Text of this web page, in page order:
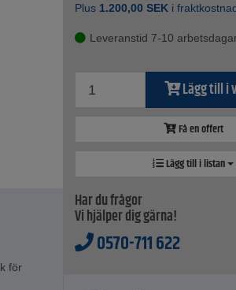
för
Plus 1.200,00 SEK i
Leveranstid 7-10
Lägg till i
Få en offert
Lägg till i listan
Har du frågor
Vi hjälper dig gärna!
0570-711 622